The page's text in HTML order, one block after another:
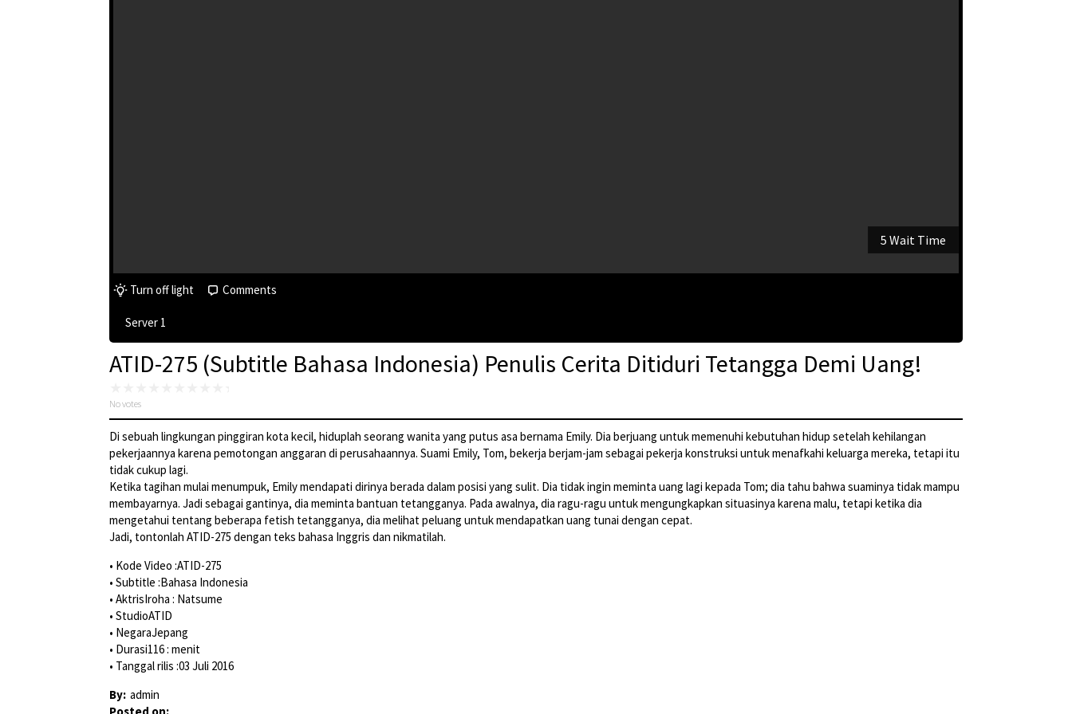
5 Wait Time
Turn off light Comments
Server 1
ATID-275 (Subtitle Bahasa Indonesia) Penulis Cerita Ditiduri Tetangga Demi Uang!
No votes
Di sebuah lingkungan pinggiran kota kecil, hiduplah seorang wanita yang putus asa bernama Emily. Dia berjuang untuk memenuhi kebutuhan hidup setelah kehilangan
pekerjaannya karena pemotongan anggaran di perusahaannya. Suami Emily, Tom, bekerja berjam-jam sebagai pekerja konstruksi untuk menafkahi keluarga mereka, tetapi itu
tidak cukup lagi.
Ketika tagihan mulai menumpuk, Emily mendapati dirinya berada dalam posisi yang sulit. Dia tidak ingin meminta uang lagi kepada Tom; dia tahu bahwa suaminya tidak mampu
membayarnya. Jadi sebagai gantinya, dia meminta bantuan tetangganya. Pada awalnya, dia ragu-ragu untuk mengungkapkan situasinya karena malu, tetapi ketika dia
mengetahui tentang beberapa fetish tetangganya, dia melihat peluang untuk mendapatkan uang tunai dengan cepat.
Jadi, tontonlah ATID-275 dengan teks bahasa Inggris dan nikmatilah.
• Kode Video :ATID-275
• Subtitle :Bahasa Indonesia
• AktrisIroha : Natsume
• StudioATID
• NegaraJepang
• Durasi116 : menit
• Tanggal rilis :03 Juli 2016
By: admin